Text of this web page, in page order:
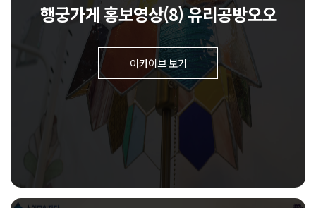
행궁가게 홍보영상(8) 유리공방오오
아카이브 보기